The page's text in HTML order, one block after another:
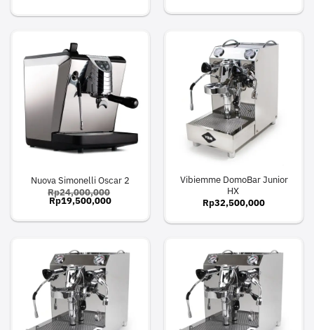
Nuova Simonelli Oscar 2
Rp24,000,000
Original
price
Rp24,000,000.
Rp19,500,000Current
Rp19,500,000.
Vibiemme DomoBar Junior
HX
Rp32,500,000